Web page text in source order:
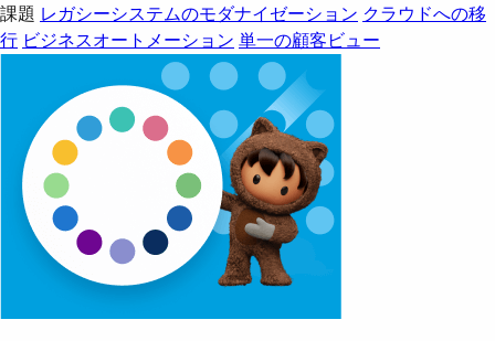
課題 レガシーシステムのモダナイゼーション クラウドへの移
行 ビジネスオートメーション 単一の顧客ビュー